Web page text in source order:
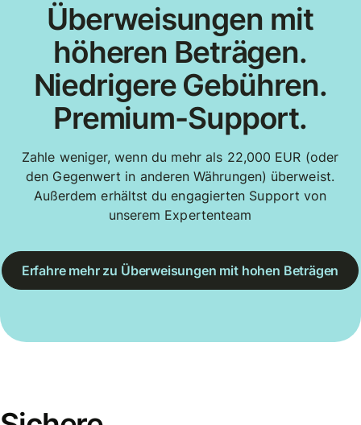
Überweisungen mit
höheren Beträgen.
Niedrigere Gebühren.
Premium-Support.
Zahle weniger, wenn du mehr als 22,000 EUR (oder
den Gegenwert in anderen Währungen) überweist.
Außerdem erhältst du engagierten Support von
unserem Expertenteam
Erfahre mehr zu Überweisungen mit hohen Beträgen